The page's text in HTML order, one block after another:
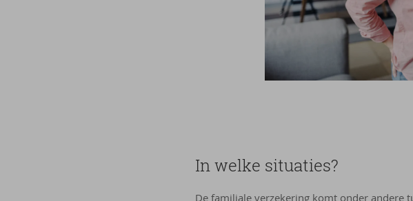
In welke situaties?
De familiale verzekering komt onder andere